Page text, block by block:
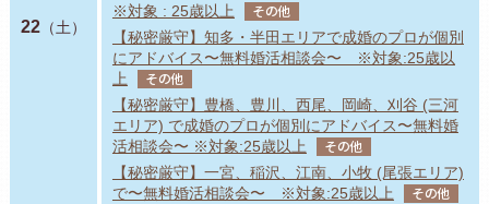
22（土）
※対象 : 25歳以上
その他
【秘密厳守】知多・半田エリアで成婚のプロが個別
にアドバイス〜無料婚活相談会〜 ※対象:25歳以
上
その他
【秘密厳守】豊橋、豊川、西尾、岡崎、刈谷 (三河
エリア) で成婚のプロが個別にアドバイス〜無料婚
活相談会〜 ※対象:25歳以上
その他
【秘密厳守】一宮、稲沢、江南、小牧 (尾張エリア)
で〜無料婚活相談会〜 ※対象:25歳以上
その他